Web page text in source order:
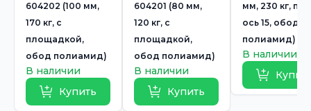
604202 (100 мм,
170 кг, с
площадкой,
обод полиамид)
В наличии
Купить
604201 (80 мм,
120 кг, с
площадкой,
обод полиамид)
В наличии
Купить
мм, 230 кг, под
ось 15, обод
полиамид)
В наличии